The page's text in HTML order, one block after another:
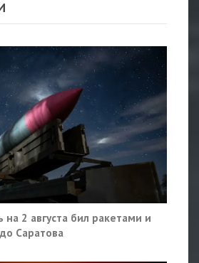
на 2 августа бил ракетами и
Саратова